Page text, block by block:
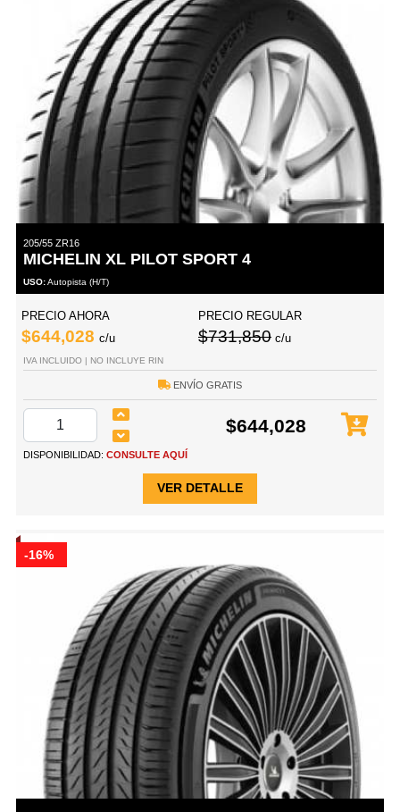
205/55 ZR16
MICHELIN XL PILOT SPORT 4
USO:Autopista (H/T)
PRECIO AHORA
$644,028 c/u
PRECIO REGULAR
$731,850 c/u
IVA INCLUIDO | NO INCLUYE RIN
ENVÍO GRATIS
$644,028
DISPONIBILIDAD: CONSULTE AQUÍ
VER DETALLE
-16%